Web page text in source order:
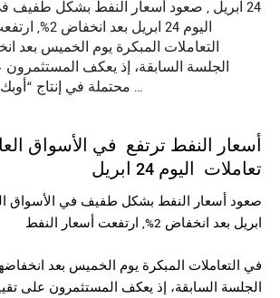
24 ابريل , صعود أسعار النفط بشكل طفيف
اليوم 24 ابريل
الجلسة السابقة، إذ يعكف المستثمرون
محتملة في إنتاج “أوبك+” في ظل تضارب …
أسعار النفط ترتفع في الأسواق
تعاملات اليوم 24 ابريل
صعود أسعار النفط
ابريل بعد انخفاض 2%, ارتفعت أسعار النفط
الجلسة السابقة، إذ يعكف المستثمرون على